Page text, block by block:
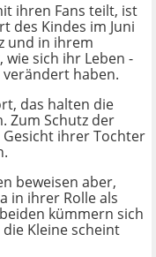
ihren Fans teilt, ist
des Kindes im Juni
und in ihrem
sich ihr Leben -
haben.
das halten die
Zum Schutz der
ihrer Tochter
beweisen aber,
in ihrer Rolle als
kümmern sich
Kleine scheint